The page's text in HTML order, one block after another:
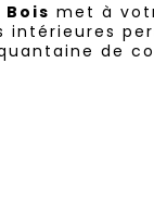
Bois met à
intérieures
de